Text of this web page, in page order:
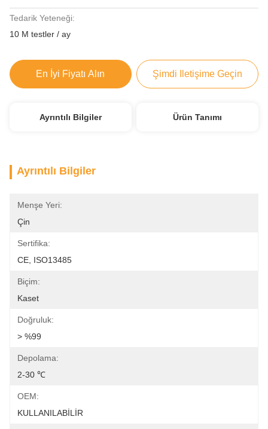
Tedarik Yeteneği:
10 M testler / ay
En İyi Fiyatı Alın Şimdi Iletişime Geçin
Ayrıntılı Bilgiler Ürün Tanımı
Ayrıntılı Bilgiler
Menşe Yeri:
Çin
Sertifika:
CE, ISO13485
Biçim:
Kaset
Doğruluk:
> %99
Depolama:
2-30 ℃
OEM:
KULLANILABİLİR